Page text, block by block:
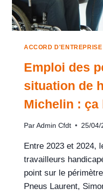
ACCORD D'ENTREPRISE
Emploi des
situation de
Michelin : ça
Par Admin Cfdt 25/04/
Entre 2023 et 2024,
travailleurs
point sur le
Pneus Laurent,